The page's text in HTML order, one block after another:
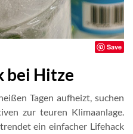
Save
bei Hitze
Tagen aufheizt, suchen
zur teuren Klimaanlage.
ein einfacher Lifehack